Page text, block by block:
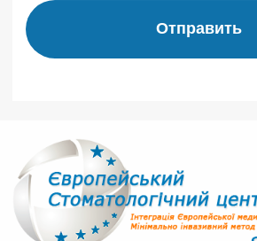
Отправить